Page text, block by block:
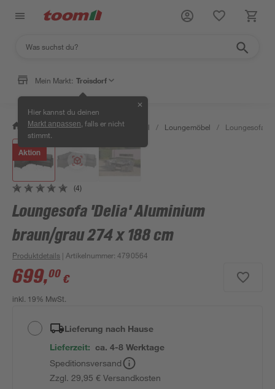
Mein Markt: Troisdorf
Hier kannst du deinen
Markt anpassen , falls er nicht
stimmt.
✕
/ Garten & Freizeit / Gartenmöbel / Loungemöbel / Loungesofa
Aktion
(4)
Loungesofa 'Delia' Aluminium
braun/grau 274 x 188 cm
Produktdetails | Artikelnummer:4790564
699,00 €
inkl. 19% MwSt.
Lieferung nach Hause
Lieferzeit: ca. 4-8 Werktage
Speditionsversand
Zzgl. 29,95 € Versandkosten